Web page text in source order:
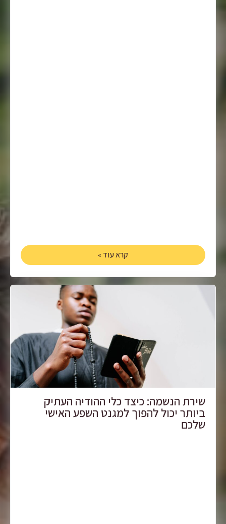
קרא עוד »
שירת הנשמה: כיצד כלי ההודיה העתיק
ביותר יכול להפוך למגנט השפע האישי
שלכם